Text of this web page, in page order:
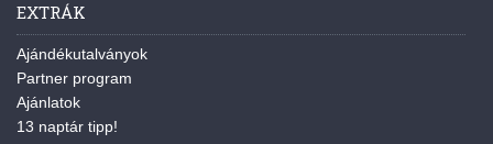
EXTRÁK
Ajándékutalványok
Partner program
Ajánlatok
13 naptár tipp!